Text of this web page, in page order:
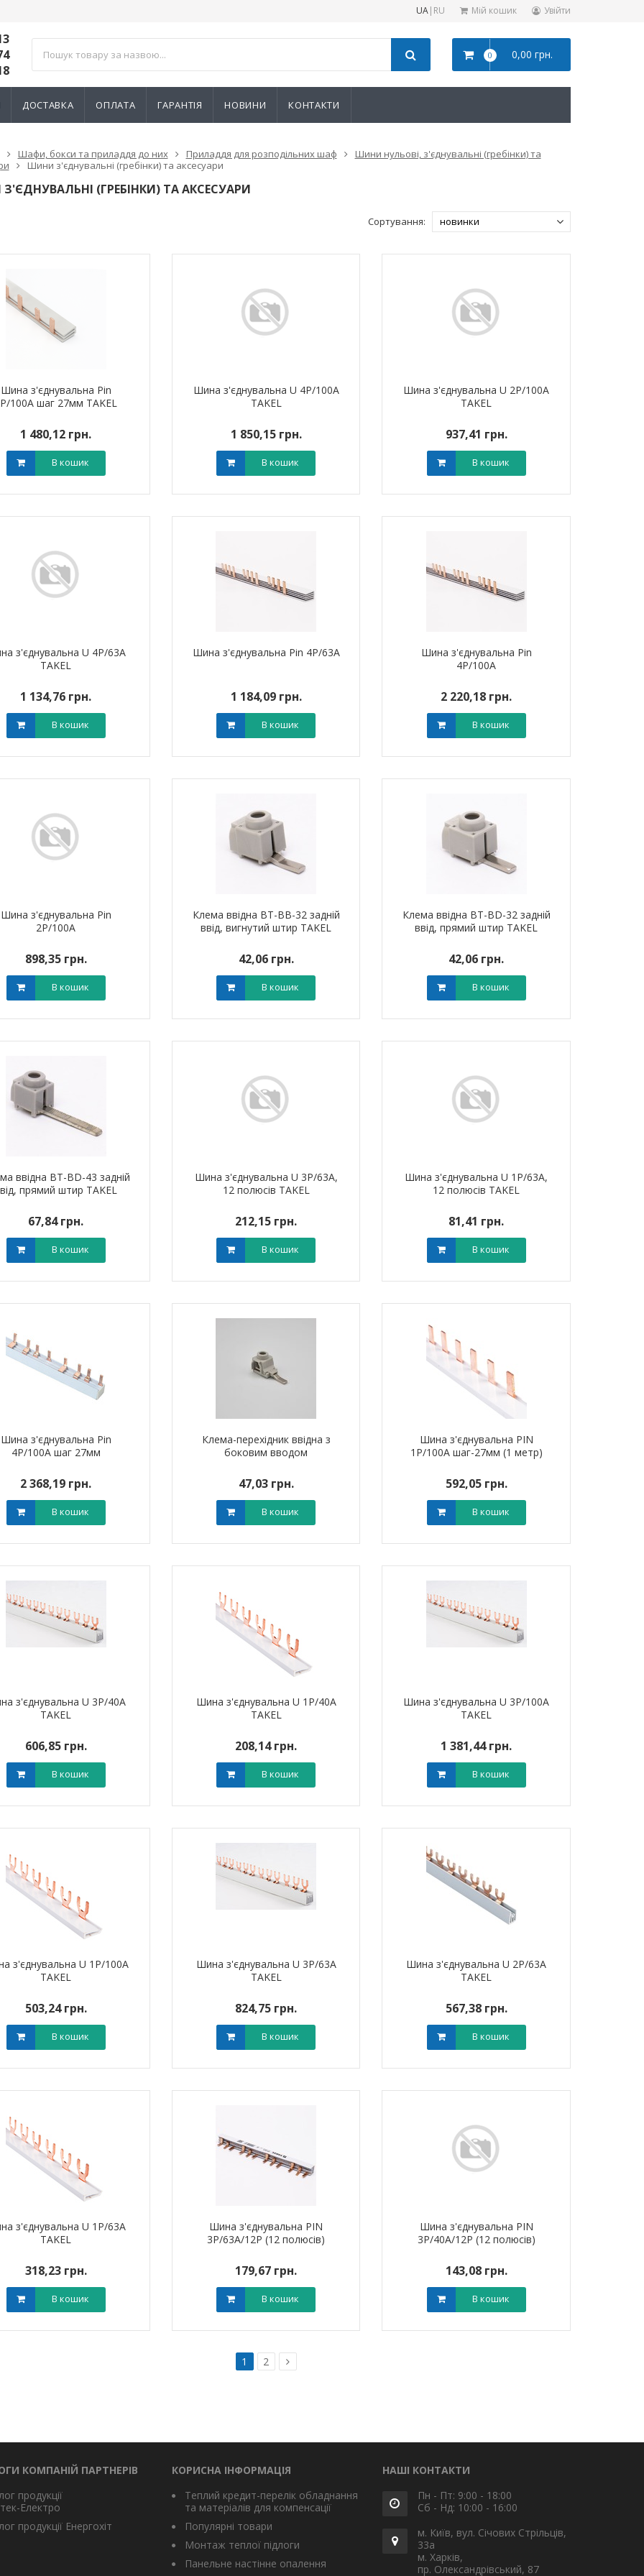
UA| RU Мій кошик Увійти
0 0,00 грн.
ДОСТАВКА ОПЛАТА ГАРАНТІЯ НОВИНИ КОНТАКТИ
грн.
В кошик
двотарифний
12 LEE
грн.
Наконечник штировий мідно-
Обплетення для кабелю
0,00 грн.
В кошик
Шафи, бокси та приладдя до них Приладдя для розподільних шаф
Шини нульові, з'єднувальні (гребінки) та
Шини з'єднувальні (гребінки) та аксесуари
(ГРЕБІНКИ) ТА АКСЕСУАРИ
Сортування:
Шина з'єднувальна Pin
100A шаг 27мм TAKEL
1 480,12 грн.
В кошик
Шина з'єднувальна U 4P/100A
TAKEL
1 850,15 грн.
В кошик
Шина з'єднувальна U 2P/100A
TAKEL
937,41 грн.
В кошик
з'єднувальна U 4P/63A
TAKEL
1 134,76 грн.
В кошик
Шина з'єднувальна Pin 4P/63A
1 184,09 грн.
В кошик
Шина з'єднувальна Pin
4P/100A
2 220,18 грн.
В кошик
Шина з'єднувальна Pin
2P/100A
898,35 грн.
В кошик
Клема ввідна BT-BB-32 задній
ввід, вигнутий штир TAKEL
42,06 грн.
В кошик
Клема ввідна BT-BD-32 задній
ввід, прямий штир TAKEL
42,06 грн.
В кошик
ввідна BT-BD-43 задній
прямий штир TAKEL
67,84 грн.
В кошик
Шина з'єднувальна U 3P/63A,
12 полюсів TAKEL
212,15 грн.
В кошик
Шина з'єднувальна U 1P/63A,
12 полюсів TAKEL
81,41 грн.
В кошик
Шина з'єднувальна Pin
4P/100A шаг 27мм
2 368,19 грн.
В кошик
Клема-перехідник ввідна з
боковим вводом
47,03 грн.
В кошик
Шина з'єднувальна PIN
1P/100A шаг-27мм (1 метр)
592,05 грн.
В кошик
з'єднувальна U 3P/40A
TAKEL
606,85 грн.
В кошик
Шина з'єднувальна U 1P/40A
TAKEL
208,14 грн.
В кошик
Шина з'єднувальна U 3P/100A
TAKEL
1 381,44 грн.
В кошик
з'єднувальна U 1P/100A
TAKEL
503,24 грн.
В кошик
Шина з'єднувальна U 3P/63A
TAKEL
824,75 грн.
В кошик
Шина з'єднувальна U 2P/63A
TAKEL
567,38 грн.
В кошик
з'єднувальна U 1P/63A
TAKEL
318,23 грн.
В кошик
Шина з'єднувальна PIN
3P/63A/12P (12 полюсів)
179,67 грн.
В кошик
Шина з'єднувальна PIN
3P/40A/12P (12 полюсів)
143,08 грн.
В кошик
1 2
КОМПАНІЙ ПАРТНЕРІВ
продукції
Електро
продукції Енергохіт
КОРИСНА ІНФОРМАЦІЯ
Теплий кредит-перелік обладнання
та матеріалів для компенсації
Популярні товари
Монтаж теплої підлоги
Панельне настінне опалення
НАШІ КОНТАКТИ
Пн - Пт: 9:00 - 18:00
Сб - Нд: 10:00 - 16:00
м. Київ, вул. Січових Стрільців,
33а
м. Харків,
пр. Олександрівський, 87